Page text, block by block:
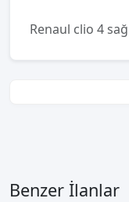
Renaul clio 4
Benzer İlanlar